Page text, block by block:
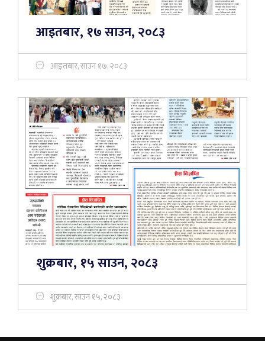
आइतबार, १७ साउन, २०८३
आइतबार, साउन १७, २०८३
शुक्रबार, १५ साउन, २०८३
शुक्रबार, साउन १५, २०८३